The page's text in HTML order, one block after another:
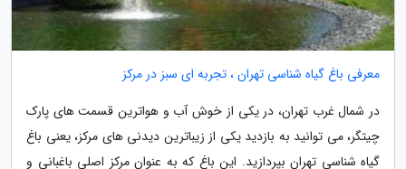
معرفی باغ گیاه شناسی تهران ، تجربه ای سبز در مرکز
در شمال غرب تهران، در یکی از خوش آب و هواترین قسمت های پارک
چیتگر، می توانید به بازدید یکی از زیباترین دیدنی های مرکز، یعنی باغ
گیاه شناسی تهران بپردازید. این باغ که به عنوان مرکز اصلی باغبانی و